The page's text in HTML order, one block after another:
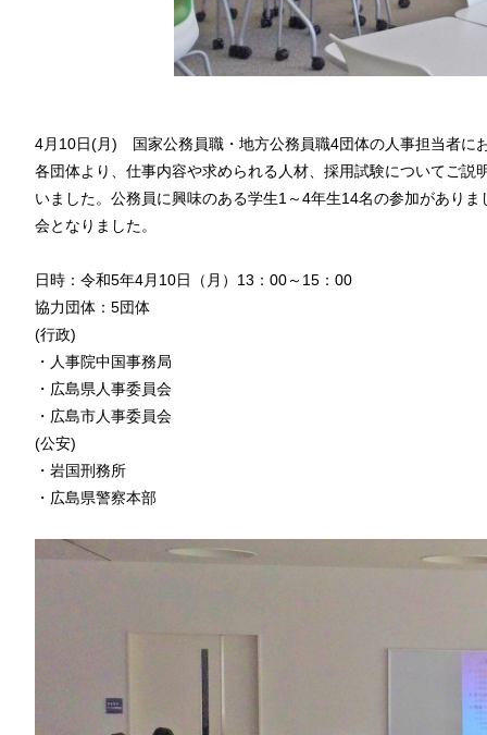
4月10日(月) 国家公務員職・地方公務員職4団体の人事担当者に
各団体より、仕事内容や求められる人材、採用試験についてご
いました。公務員に興味のある学生1～4年生14名の参加があり
会となりました。
日時：令和5年4月10日（月）13：00～15：00
協力団体：5団体
(行政)
・人事院中国事務局
・広島県人事委員会
・広島市人事委員会
(公安)
・岩国刑務所
・広島県警察本部